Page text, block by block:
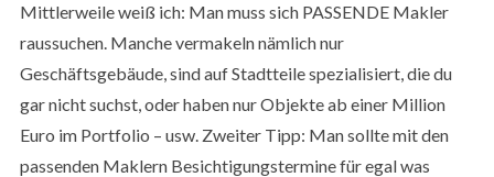
Mittlerweile weiß ich: Man muss sich PASSENDE Makler
raussuchen. Manche vermakeln nämlich nur
Geschäftsgebäude, sind auf Stadtteile spezialisiert, die du
gar nicht suchst, oder haben nur Objekte ab einer Million
Euro im Portfolio – usw. Zweiter Tipp: Man sollte mit den
passenden Maklern Besichtigungstermine für egal was